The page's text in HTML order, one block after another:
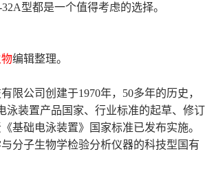
型都是一个值得考虑的选择。
编辑整理。
限公司创建于1970年，50多年的历史，
泳装置产品国家、行业标准的起草、修订
基础电泳装置》国家标准已发布实施。
分子生物学检验分析仪器的科技型国有